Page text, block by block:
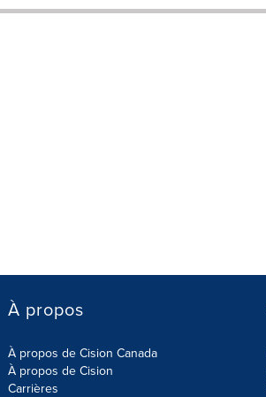
À propos
À propos de Cision Canada
À propos de Cision
Carrières